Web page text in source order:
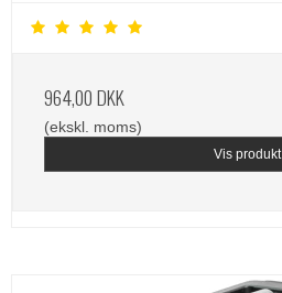
964,00 DKK
(ekskl. moms)
Vis produkt